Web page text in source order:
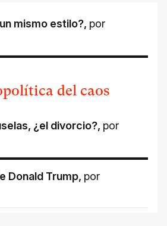
mismo estilo?, por
del caos
¿el divorcio?, por
Donald Trump, por